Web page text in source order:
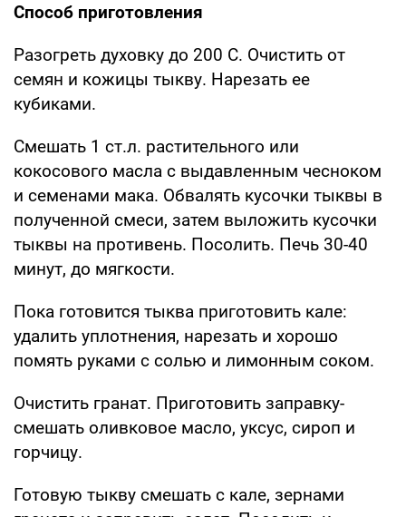
Способ приготовления
Разогреть духовку до 200 С. Очистить от
семян и кожицы тыкву. Нарезать ее
кубиками.
Смешать 1 ст.л. растительного или
кокосового масла с выдавленным чесноком
и семенами мака. Обвалять кусочки тыквы в
полученной смеси, затем выложить кусочки
тыквы на противень. Посолить. Печь 30-40
минут, до мягкости.
Пока готовится тыква приготовить кале:
удалить уплотнения, нарезать и хорошо
помять руками с солью и лимонным соком.
Очистить гранат. Приготовить заправку-
смешать оливковое масло, уксус, сироп и
горчицу.
Готовую тыкву смешать с кале, зернами